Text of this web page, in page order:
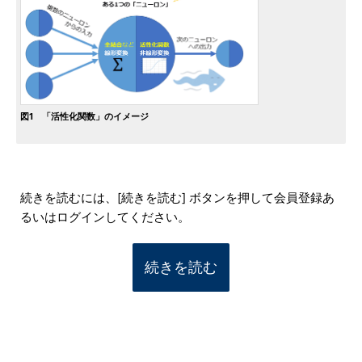
図1 「活性化関数」のイメージ
続きを読むには、[続きを読む] ボタンを押して会員登録あ
るいはログインしてください。
続きを読む